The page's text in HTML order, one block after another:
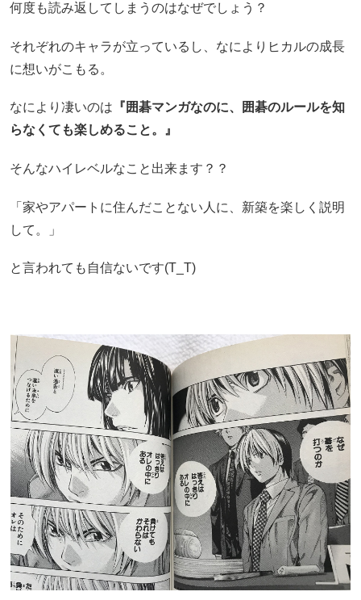
何度も読み返してしまうのはなぜでしょう？
それぞれのキャラが立っているし、なによりヒカルの成長
に想いがこもる。
なにより凄いのは 『囲碁マンガなのに、囲碁のルールを知
らなくても楽しめること。』
そんなハイレベルなこと出来ます？？
「家やアパートに住んだことない人に、新築を楽しく説明
して。」
と言われても自信ないです(T_T)